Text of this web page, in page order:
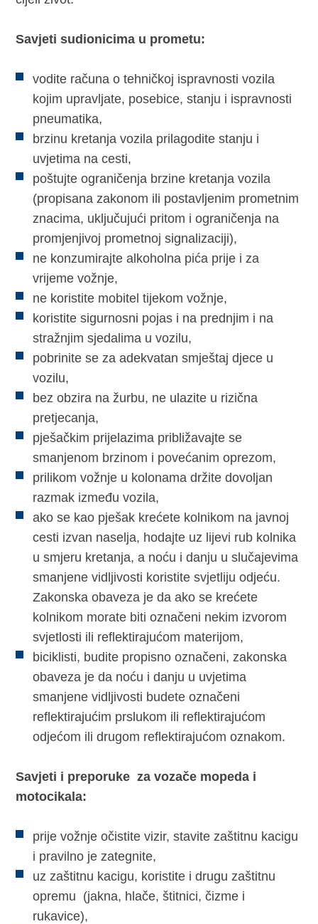
Savjeti sudionicima u prometu:
vodite računa o tehničkoj ispravnosti vozila
kojim upravljate, posebice, stanju i ispravnosti
pneumatika,
brzinu kretanja vozila prilagodite stanju i
uvjetima na cesti,
poštujte ograničenja brzine kretanja vozila
(propisana zakonom ili postavljenim prometnim
znacima, uključujući pritom i ograničenja na
promjenjivoj prometnoj signalizaciji),
ne konzumirajte alkoholna pića prije i za
vrijeme vožnje,
ne koristite mobitel tijekom vožnje,
koristite sigurnosni pojas i na prednjim i na
stražnjim sjedalima u vozilu,
pobrinite se za adekvatan smještaj djece u
vozilu,
bez obzira na žurbu, ne ulazite u rizična
pretjecanja,
pješačkim prijelazima približavajte se
smanjenom brzinom i povećanim oprezom,
prilikom vožnje u kolonama držite dovoljan
razmak između vozila,
ako se kao pješak krećete kolnikom na javnoj
cesti izvan naselja, hodajte uz lijevi rub kolnika
u smjeru kretanja, a noću i danju u slučajevima
smanjene vidljivosti koristite svjetliju odjeću.
Zakonska obaveza je da ako se krećete
kolnikom morate biti označeni nekim izvorom
svjetlosti ili reflektirajućom materijom,
biciklisti, budite propisno označeni, zakonska
obaveza je da noću i danju u uvjetima
smanjene vidljivosti budete označeni
reflektirajućim prslukom ili reflektirajućom
odjećom ili drugom reflektirajućom oznakom.
Savjeti i preporuke za vozače mopeda i
motocikala:
prije vožnje očistite vizir, stavite zaštitnu kacigu
i pravilno je zategnite,
uz zaštitnu kacigu, koristite i drugu zaštitnu
opremu (jakna, hlače, štitnici, čizme i
rukavice),